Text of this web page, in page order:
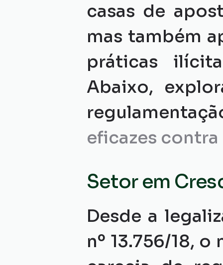
casas de
mas também
práticas
Abaixo,
eficazes
Setor em
Desde a
nº 13.756/18,